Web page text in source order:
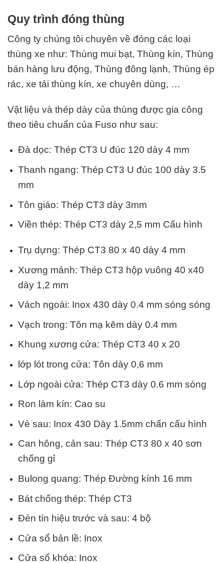
Quy trình đóng thùng
Công ty chúng tôi chuyên về đóng các loại
thùng xe như: Thùng mui bạt, Thùng kín, Thùng
bán hàng lưu động, Thùng đông lạnh, Thùng ép
rác, xe tải thùng kín, xe chuyên dùng, …
Vật liệu và thép dày của thùng được gia công
theo tiêu chuẩn của Fuso như sau:
Đà dọc: Thép CT3 U đúc 120 dày 4 mm
Thanh ngang: Thép CT3 U đúc 100 dày 3.5
mm
Tôn giáo: Thép CT3 dày 3mm
Viền thép: Thép CT3 dày 2,5 mm Cấu hình
Trụ dựng: Thép CT3 80 x 40 dày 4 mm
Xương mảnh: Thép CT3 hộp vuông 40 x40
dày 1,2 mm
Vách ngoài: Inox 430 dày 0.4 mm sóng sóng
Vạch trong: Tôn mạ kẽm dày 0.4 mm
Khung xương cửa: Thép CT3 40 x 20
lớp lót trong cửa: Tôn dày 0,6 mm
Lớp ngoài cửa: Thép CT3 dày 0.6 mm sóng
Ron làm kín: Cao su
Vè sau: Inox 430 Dày 1.5mm chấn cấu hình
Can hông, cản sau: Thép CT3 80 x 40 sơn
chống gỉ
Bulong quang: Thép Đường kính 16 mm
Bát chống thép: Thép CT3
Đèn tín hiệu trước và sau: 4 bộ
Cửa sổ bản lề: Inox
Cửa sổ khóa: Inox